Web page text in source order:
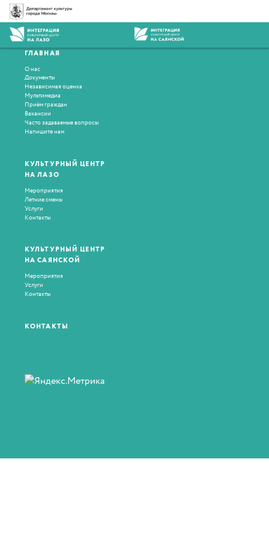
ГЛАВНАЯ
О нас
Документы
Независимая оценка
Мультимедиа
Приём граждан
Вакансии
Часто задаваемые вопросы
Напишите нам
КУЛЬТУРНЫЙ ЦЕНТР
НА ЛАЗО
Мероприятия
Летние смены
Услуги
Контакты
КУЛЬТУРНЫЙ ЦЕНТР
НА САЯНСКОЙ
Мероприятия
Услуги
Контакты
КОНТАКТЫ